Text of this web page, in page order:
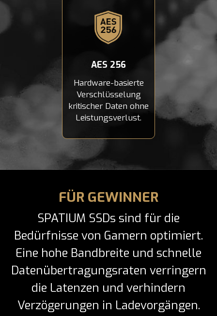
AES 256
Hardware-basierte
Verschlüsselung
kritischer Daten ohne
Leistungsverlust.
FÜR GEWINNER
SPATIUM SSDs sind für die
Bedürfnisse von Gamern optimiert.
Eine hohe Bandbreite und schnelle
Datenübertragungsraten verringern
die Latenzen und verhindern
Verzögerungen in Ladevorgängen.